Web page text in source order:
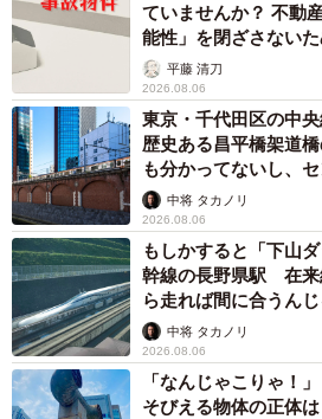
ていませんか？ 不動
能性」を閉ざさない
平藤 清刀
2026.08.06
東京・千代田区の中
歴史ある昌平橋架道
も分かってないし、
して」中将 タカノリ
2026.08.06
もしかすると「下山
幹線の長野県駅 在
ら走れば間に合うん
係が反響
中将 タカノリ
2026.08.06
「なんじゃこりゃ！
そびえる物体の正体